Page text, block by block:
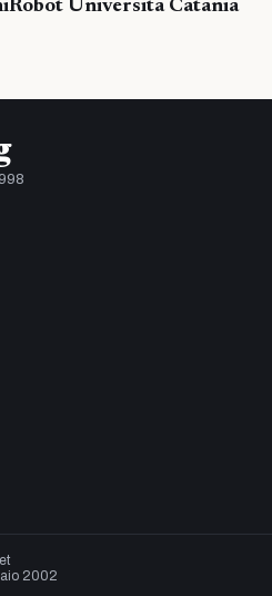
Universita Catania
2002